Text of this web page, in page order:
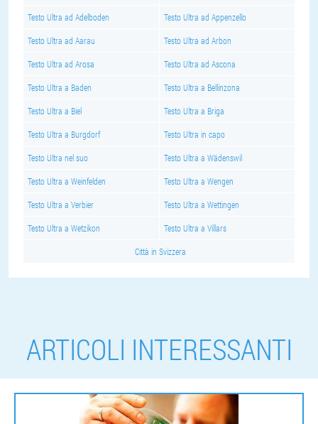
Testo Ultra ad Adelboden Testo Ultra ad Appenzello
Testo Ultra ad Aarau Testo Ultra ad Arbon
Testo Ultra ad Arosa Testo Ultra ad Ascona
Testo Ultra a Baden Testo Ultra a Bellinzona
Testo Ultra a Biel Testo Ultra a Briga
Testo Ultra a Burgdorf Testo Ultra in capo
Testo Ultra nel suo Testo Ultra a Wädenswil
Testo Ultra a Weinfelden Testo Ultra a Wengen
Testo Ultra a Verbier Testo Ultra a Wettingen
Testo Ultra a Wetzikon Testo Ultra a Villars
Città in Svizzera
ARTICOLI INTERESSANTI